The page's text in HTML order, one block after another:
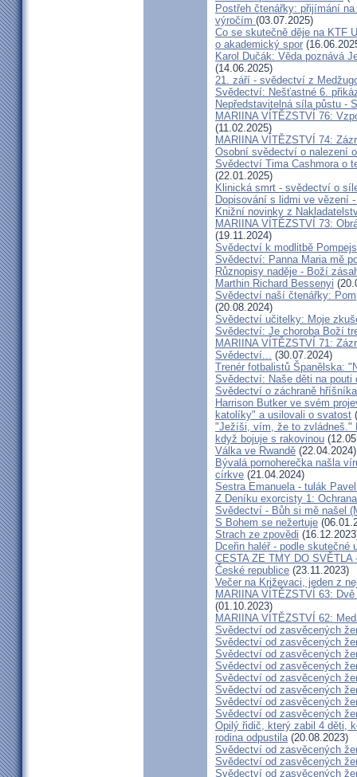
Postřeh čtenářky: přijímání
výročím (03.07.2025)
Co se skutečně děje na KTF
o akademický spor
Karol Dučák: Věda poznává
(14.06.2025)
21. září - svědectví z
Svědectví: Nešťastné 6.
Nepředstavitelná síla půstu -
MARIINA VÍTĚZSTVÍ 76:
(11.02.2025)
MARIINA VÍTĚZSTVÍ 74:
Osobní svědectví o nalezení
Svědectví Tima Cashmora o
(22.01.2025)
Klinická smrt - svědectví o
Dopisování s lidmi ve vězení
Knižní novinky z
MARIINA VÍTĚZSTVÍ 73:
(19.11.2024)
Svědectví k modlitbě
Svědectví: Panna Maria mě
Různopisy naděje - Boží
Marthin Richard Bessenyi
Svědectví naší čtenářky:
(20.08.2024)
Svědectví učitelky: Moje
Svědectví: Je choroba Boží
MARIINA VÍTĚZSTVÍ 71:
Svědectví... (30.07.2024)
Trenér fotbalistů Španělska:
Svědectví: Naše děti na pouti
Svědectví o záchraně
Harrison Butker ve svém
katolíky" a usilovali o svatost
"Ježíši, vím, že to zvládneš."
když bojuje s rakovinou
Válka ve Rwandě (22.04.2024)
Bývalá pornoherečka našla
církve (21.04.2024)
Sestra Emanuela - tulák
Z Deníku exorcisty 1:
Svědectví - Bůh si mě našel
S Bohem se nežertuje
Strach ze zpovědi
Dceřin haléř - podle skutečné
CESTA ZE TMY DO
České republice (23.11.2023)
Večer na Križevaci, jeden z
MARIINA VÍTĚZSTVÍ 63:
(01.10.2023)
MARIINA VÍTĚZSTVÍ 62:
Svědectví od zasvěcených
Svědectví od zasvěcených
Svědectví od zasvěcených
Svědectví od zasvěcených
Svědectví od zasvěcených
Svědectví od zasvěcených
Svědectví od zasvěcených
Svědectví od zasvěcených
Opilý řidič, který zabil 4 děti,
rodina odpustila(20.08.2023)
Svědectví od zasvěcených
Svědectví od zasvěcených
Svědectví od zasvěcených